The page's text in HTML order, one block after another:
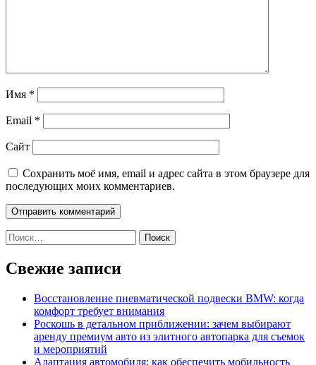
Имя *
Email *
Сайт
Сохранить моё имя, email и адрес сайта в этом браузере для
последующих моих комментариев.
Найти:
Свежие записи
Восстановление пневматической подвески BMW: когда
комфорт требует внимания
Роскошь в детальном приближении: зачем выбирают
аренду премиум авто из элитного автопарка для съемок
и мероприятий
Адаптация автомобиля: как обеспечить мобильность